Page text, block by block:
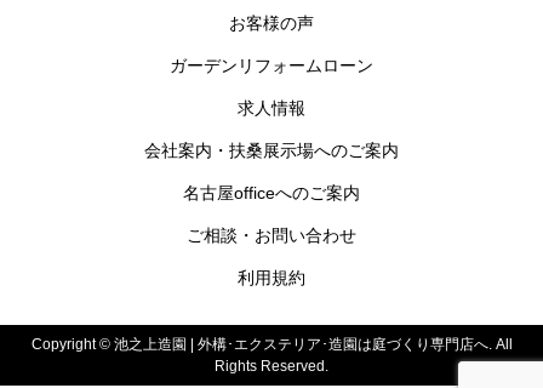
お客様の声
ガーデンリフォームローン
求人情報
会社案内・扶桑展示場へのご案内
名古屋officeへのご案内
ご相談・お問い合わせ
利用規約
Copyright ©池之上造園 | 外構･エクステリア･造園は庭づくり専門店へ. All
Rights Reserved.